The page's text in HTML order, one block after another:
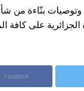
بنّاءة من
Facebook